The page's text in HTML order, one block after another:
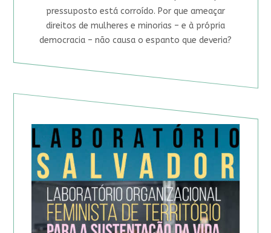
pressuposto está corroído. Por que ameaçar
direitos de mulheres e minorias – e à própria
democracia – não causa o espanto que deveria?